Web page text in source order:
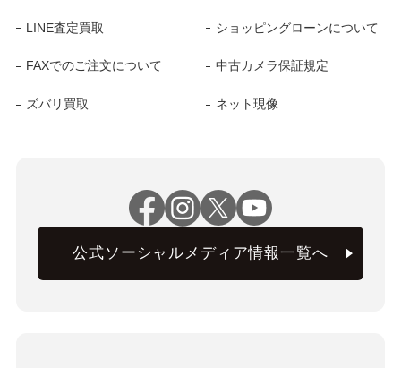
LINE査定買取 ショッピングローンについて
FAXでのご注文について 中古カメラ保証規定
ズバリ買取 ネット現像
公式ソーシャルメディア情報一覧へ